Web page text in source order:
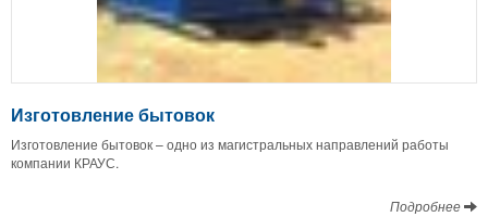
Изготовление бытовок
Изготовление бытовок – одно из магистральных направлений работы
компании КРАУС.
Подробнее